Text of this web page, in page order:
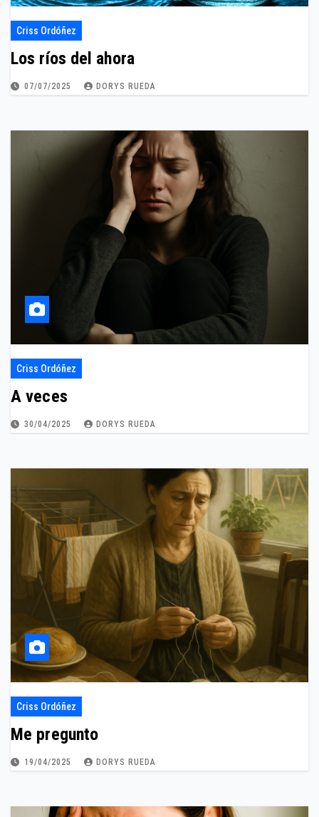
Criss Ordóñez
Los ríos del ahora
07/07/2025 DORYS RUEDA
Criss Ordóñez
A veces
30/04/2025 DORYS RUEDA
Criss Ordóñez
Me pregunto
19/04/2025 DORYS RUEDA